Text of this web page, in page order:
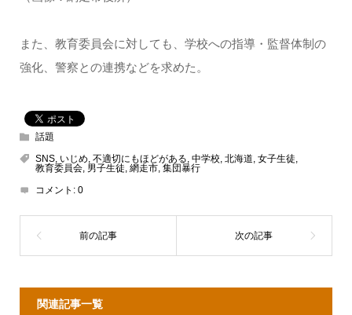
また、教育委員会に対しても、学校への指導・監督体制の
強化、警察との連携などを求めた。
話題
SNS, いじめ 不適切にもほどがある 中学校, 北海道 女子生徒
教育委員会, 男子生徒 網走市, 集団暴行
コメント: 0
関連記事一覧